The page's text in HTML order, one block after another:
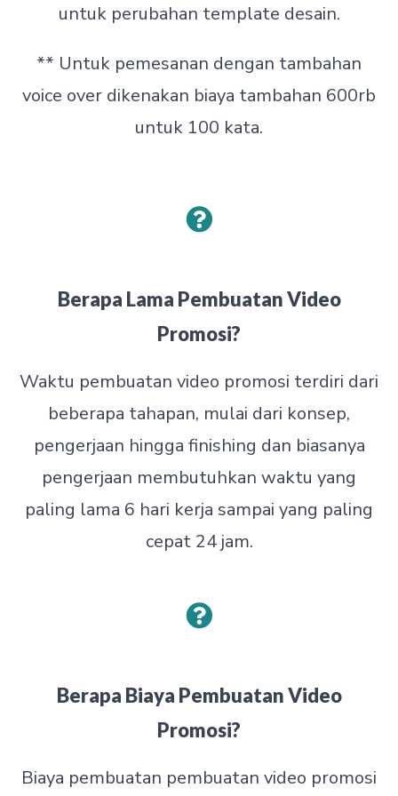
untuk perubahan template desain.
** Untuk pemesanan dengan tambahan
voice over dikenakan biaya tambahan 600rb
untuk 100 kata.
Berapa Lama Pembuatan Video
Promosi?
Waktu pembuatan video promosi terdiri dari
beberapa tahapan, mulai dari konsep,
pengerjaan hingga finishing dan biasanya
pengerjaan membutuhkan waktu yang
paling lama 6 hari kerja sampai yang paling
cepat 24 jam.
Berapa Biaya Pembuatan Video
Promosi?
Biaya pembuatan pembuatan video promosi